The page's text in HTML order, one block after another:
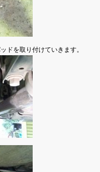
ドを取り付けていきます。